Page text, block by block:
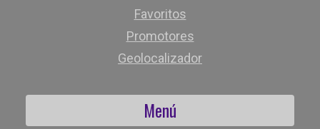
Favoritos
Promotores
Geolocalizador
Menú